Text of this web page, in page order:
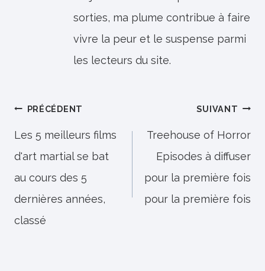
sorties, ma plume contribue à faire
vivre la peur et le suspense parmi
les lecteurs du site.
Navigation
de
l’article
PRÉCÉDENT
Les 5 meilleurs films
d'art martial se bat
au cours des 5
dernières années,
classé
SUIVANT
Treehouse of Horror
Episodes à diffuser
pour la première fois
pour la première fois